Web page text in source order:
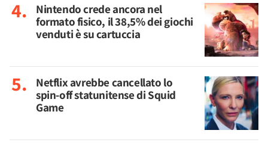
Nintendo crede ancora nel
formato fisico, il 38,5% dei giochi
venduti è su cartuccia
Netflix avrebbe cancellato lo
spin-off statunitense di Squid
Game